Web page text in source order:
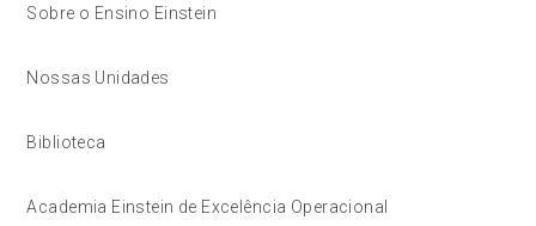
Sobre o Ensino Einstein
Nossas Unidades
Biblioteca
Academia Einstein de Excelência Operacional